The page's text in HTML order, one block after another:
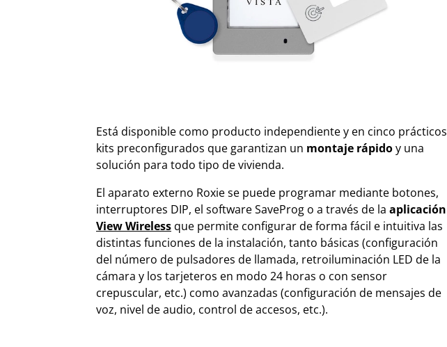
Está disponible como producto independiente y en cinco prácticos
kits preconfigurados que garantizan un montaje rápidoy una
solución para todo tipo de vivienda.
El aparato externo Roxie se puede programar mediante botones,
interruptores DIP, el software SaveProg o a través de la aplicación
View Wireless que permite configurar de forma fácil e intuitiva las
distintas funciones de la instalación, tanto básicas (configuración
del número de pulsadores de llamada, retroiluminación LED de la
cámara y los tarjeteros en modo 24 horas o con sensor
crepuscular, etc.) como avanzadas (configuración de mensajes de
voz, nivel de audio, control de accesos, etc.).